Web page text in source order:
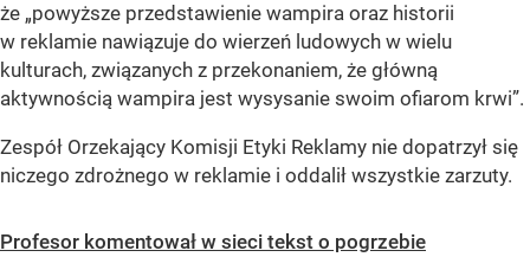
że „powyższe przedstawienie wampira oraz historii
w reklamie nawiązuje do wierzeń ludowych w wielu
kulturach, związanych z przekonaniem, że główną
aktywnością wampira jest wysysanie swoim ofiarom krwi”.
Zespół Orzekający Komisji Etyki Reklamy nie dopatrzył się
niczego zdrożnego w reklamie i oddalił wszystkie zarzuty.
Profesor komentował w sieci tekst o pogrzebie